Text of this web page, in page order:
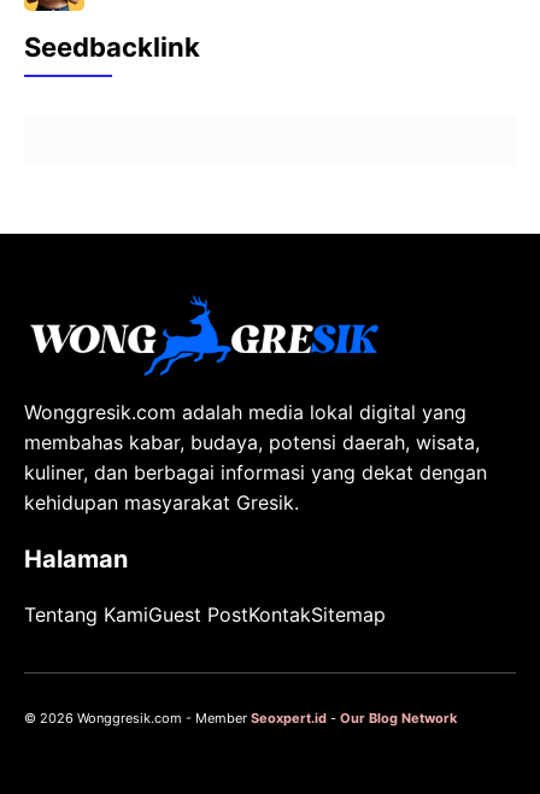
Seedbacklink
Wonggresik.com adalah media lokal digital yang
membahas kabar, budaya, potensi daerah, wisata,
kuliner, dan berbagai informasi yang dekat dengan
kehidupan masyarakat Gresik.
Halaman
Tentang KamiGuest PostKontakSitemap
© 2026 Wonggresik.com - Member Seoxpert.id - Our Blog Network